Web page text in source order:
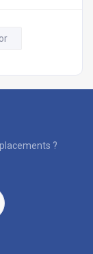
?